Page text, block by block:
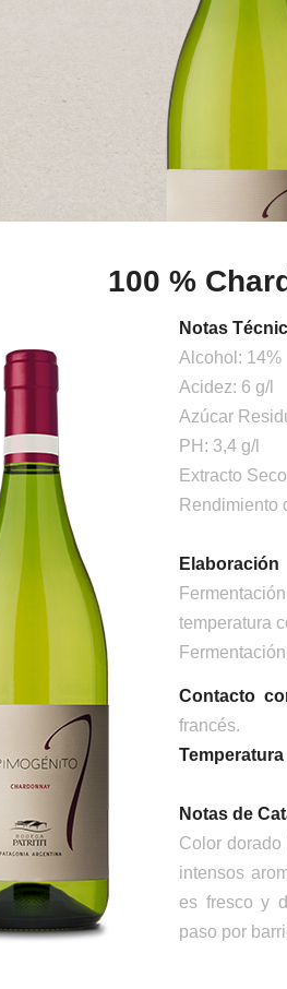
100 %
Notas
Alcohol: 14%
Acidez: 6 g/l
Azúcar
PH: 3,4 g/l
Extracto
Rendimiento
Elaboración
temperatura
Contacto
francés.
Notas de
Color
intensos
es fresco y
paso por